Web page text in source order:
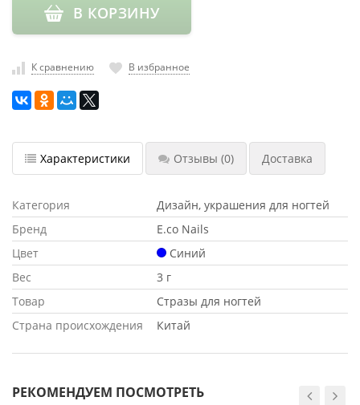
насадки
Хранение
В КОРЗИНУ
К сравнению В избранное
Характеристики Отзывы (0) Доставка
Категория
Дизайн, украшения для ногтей
Бренд
E.co Nails
Цвет
Синий
Вес
3 г
Товар
Стразы для ногтей
Страна происхождения
Китай
РЕКОМЕНДУЕМ ПОСМОТРЕТЬ